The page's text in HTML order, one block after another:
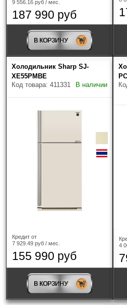
9 556.16 руб / мес.
187 990 руб
В КОРЗИНУ
Холодильник Sharp SJ-
XE55PMBE
Код товара: 411331
В наличии
Кредит от
7 929.49 руб / мес.
155 990 руб
В КОРЗИНУ
4